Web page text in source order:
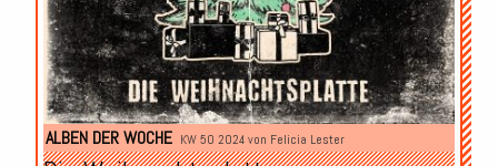
ALBEN DER WOCHE KW 50 2024 von Felicia Lester